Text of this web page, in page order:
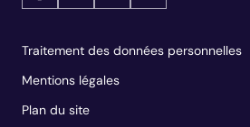
Traitement des données personnelles
Mentions légales
Plan du site